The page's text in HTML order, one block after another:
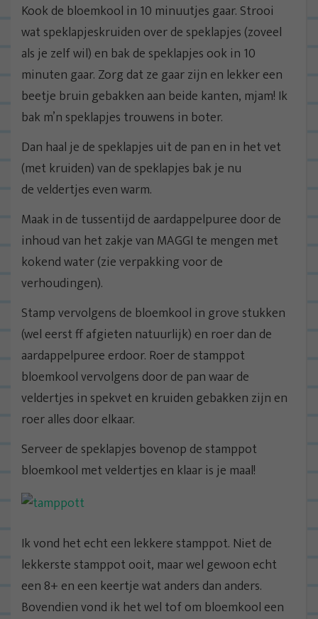
Kook de bloemkool in 10 minuutjes gaar. Strooi
wat speklapjeskruiden over de speklapjes (zoveel
als je zelf wil) en bak de speklapjes ook in 10
minuten gaar. Zorg dat ze gaar zijn en lekker een
beetje bruin gebakken aan beide kanten, mjam! Ik
bak m’n speklapjes trouwens in boter.
Dan haal je de speklapjes uit de pan en in het vet
(met kruiden) van de speklapjes bak je nu
de veldertjes even warm.
Maak in de tussentijd de aardappelpuree door de
inhoud van het zakje van MAGGI te mengen met
kokend water (zie verpakking voor de
verhoudingen).
Stamp vervolgens de bloemkool in grove stukken
(wel eerst ff afgieten natuurlijk) en roer dan de
aardappelpuree erdoor. Roer de stamppot
bloemkool vervolgens door de pan waar de
veldertjes in spekvet en kruiden gebakken zijn en
roer alles door elkaar.
Serveer de speklapjes bovenop de stamppot
bloemkool met veldertjes en klaar is je maal!
Ik vond het echt een lekkere stamppot. Niet de
lekkerste stamppot ooit, maar wel gewoon echt
een 8+ en een keertje wat anders dan anders.
Bovendien vond ik het wel tof om bloemkool een